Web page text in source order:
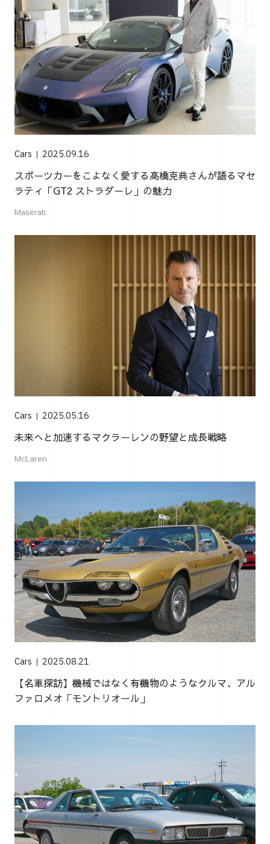
Cars 2025.09.16
スポーツカーをこよなく愛する高橋克典さんが語るマセ
ラティ「GT2 ストラダーレ」の魅力
Maserati
Cars 2025.05.16
未来へと加速するマクラーレンの野望と成長戦略
McLaren
Cars 2025.08.21
【名車探訪】機械ではなく有機物のようなクルマ、アル
ファロメオ「モントリオール」